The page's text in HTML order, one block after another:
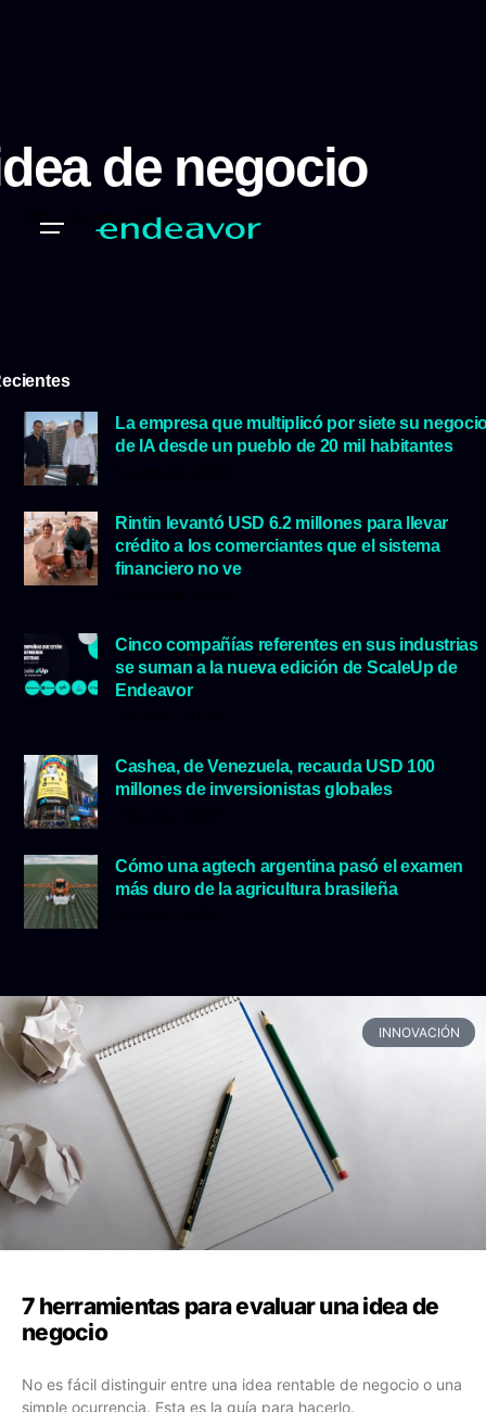
de negocio
idea de negocio
La empresa que multiplicó por siete su
de IA desde un pueblo de 20 mil habitantes
Rintin levantó USD 6.2 millones para llevar
crédito a los comerciantes que el sistema
financiero no ve
Cinco compañías referentes en sus industrias
se suman a la nueva edición de ScaleUp de
Endeavor
Cashea, de Venezuela, recauda USD 100
millones de inversionistas globales
Cómo una agtech argentina pasó el examen
más duro de la agricultura brasileña
INNOVACIÓN
7 herramientas para evaluar una idea de
negocio
No es fácil distinguir entre una idea rentable de negocio o una
simple ocurrencia. Esta es la guía para hacerlo.